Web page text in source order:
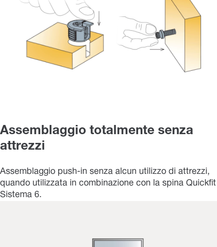
Assemblaggio totalmente senza
attrezzi
Assemblaggio push-in senza alcun utilizzo di attrezzi,
quando utilizzata in combinazione con la spina Quickfit
Sistema 6.